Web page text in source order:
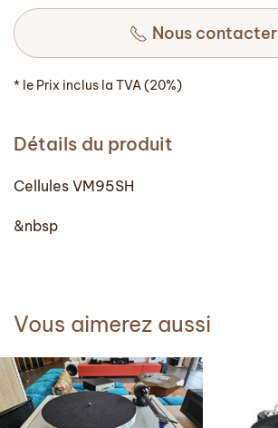
Nous contacter
* le Prix inclus la TVA (20%)
Détails du produit
Cellules VM95SH
&nbsp
Vous aimerez aussi